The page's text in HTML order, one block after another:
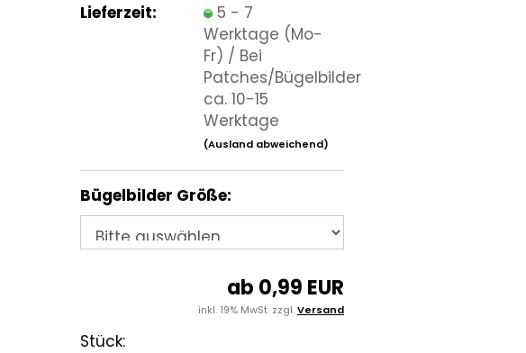
Lieferzeit:
5 - 7
Werktage (Mo-
Fr) / Bei
Patches/Bügelbilder
ca. 10-15
Werktage
(Ausland abweichend)
Bügelbilder Größe:
ab 0,99 EUR
inkl. 19% MwSt. zzgl.Versand
Stück: